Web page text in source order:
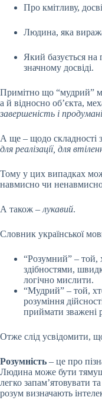
Про кмітливу,
Людина, яка
Який базується на
значному досвіді.
Примітно що “мудрий”
а й відносно об’єкта,
завершеність і
А ще – щодо складності
для реалізації, для
Тому у цих випадках
навмисно чи
А також – лукавий.
Словник української
“Розумний” – той,
здібностями,
логічно мислити.
“Мудрий” – той,
розуміння
приймати зважені
Отже слід усвідомити,
Розумність – це про
Людина може бути
легко запам’ятовувати
розум визначають